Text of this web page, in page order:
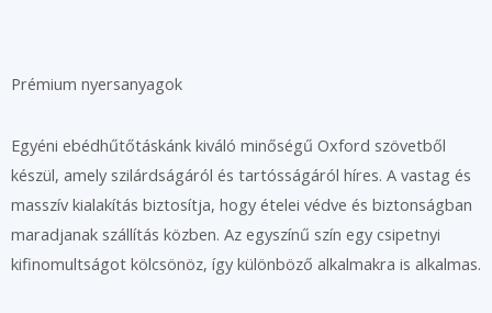
Prémium nyersanyagok
Egyéni ebédhűtőtáskánk kiváló minőségű Oxford szövetből
készül, amely szilárdságáról és tartósságáról híres. A vastag és
masszív kialakítás biztosítja, hogy ételei védve és biztonságban
maradjanak szállítás közben. Az egyszínű szín egy csipetnyi
kifinomultságot kölcsönöz, így különböző alkalmakra is alkalmas.